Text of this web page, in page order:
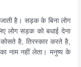
है। सड़क के बिना लोग
लोग सड़क को बधाई देना
है, तिरस्कार करते है,
नाम नहीं लेता। मनुष्य के